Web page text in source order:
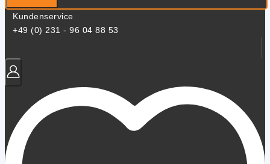
Kundenservice
+49 (0) 231 - 96 04 88 53